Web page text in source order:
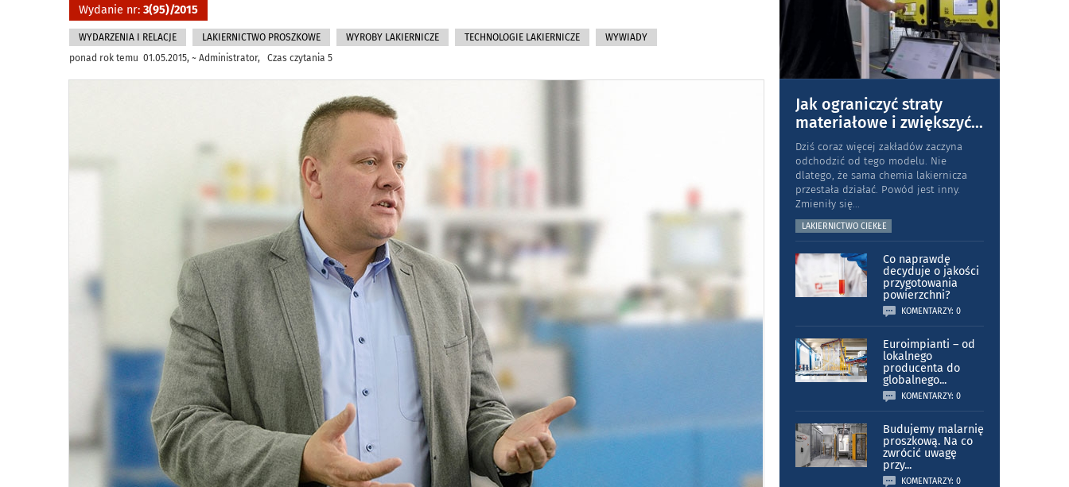
Wydanie nr: 3(95)/2015
WYDARZENIA I RELACJE LAKIERNICTWO PROSZKOWE WYROBY LAKIERNICZE TECHNOLOGIE LAKIERNICZE
WYWIADY
ponad rok temu 01.05.2015, ~ Administrator, Czas czytania 5
Jak ograniczyć straty
materiałowe i zwiększyć...
Dziś coraz więcej zakładów zaczyna
odchodzić od tego modelu. Nie
dlatego, że sama chemia lakiernicza
przestała działać. Powód jest inny.
Zmieniły się...
LAKIERNICTWO CIEKŁE
Co naprawdę
decyduje o jakości
przygotowania
powierzchni?
KOMENTARZY: 0
Euroimpianti – od
lokalnego
producenta do
globalnego...
KOMENTARZY: 0
Budujemy malarnię
proszkową. Na co
zwrócić uwagę
przy...
KOMENTARZY: 0